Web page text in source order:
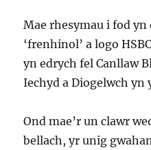
Mae rhesymau i fod
‘frenhinol’ a logo
yn edrych fel Canllaw
Iechyd a Diogelwch yn
Ond mae’r un clawr
bellach, yr unig